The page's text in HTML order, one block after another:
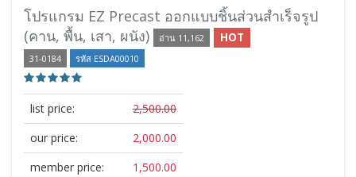
โปรแกรม EZ Precast ออกแบบชิ้นส่วนสำเร็จรูป
(คาน, พื้น, เสา, ผนัง)
อ่าน 11,162 HOT
31-0184 รหัส ESDA00010
list price:
2,500.00
our price:
2,000.00
member price:
1,500.00